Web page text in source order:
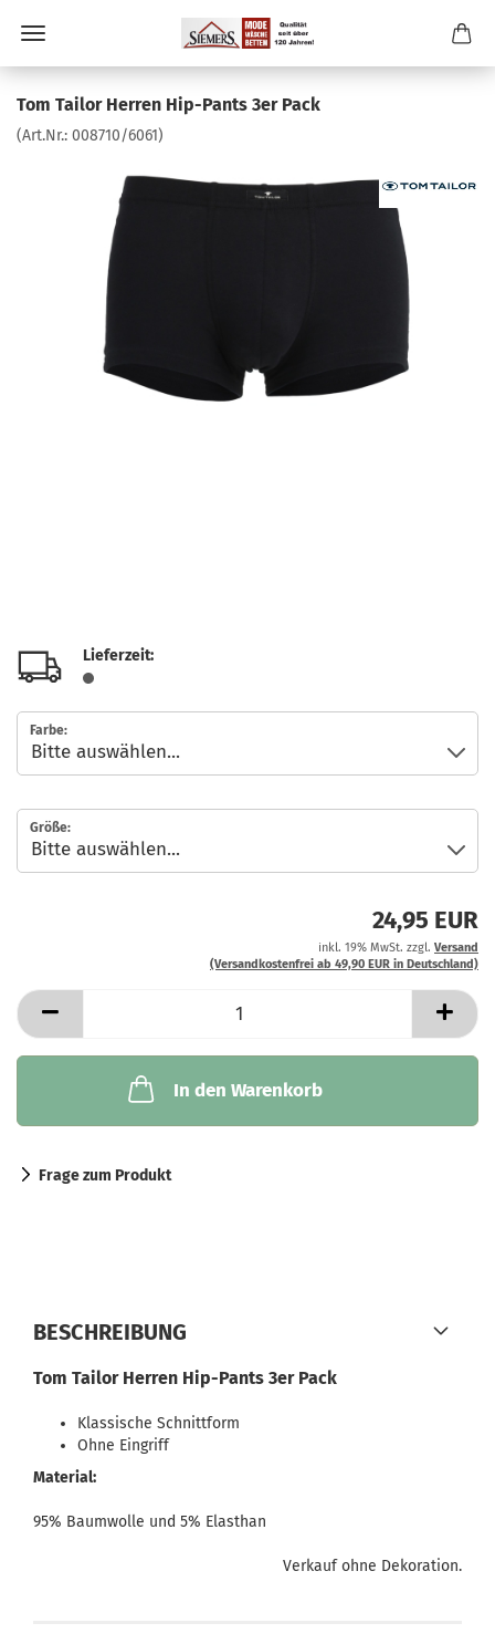
Tom Tailor Herren Hip-Pants 3er Pack
(Art.Nr.: 008710/6061)
Lieferzeit:
Farbe:
Größe:
24,95 EUR
inkl. 19% MwSt. zzgl. Versand
(Versandkostenfrei ab 49,90 EUR in Deutschland)
In den Warenkorb
Frage zum Produkt
BESCHREIBUNG
Tom Tailor Herren Hip-Pants 3er Pack
Klassische Schnittform
Ohne Eingriff
Material:
95% Baumwolle und 5% Elasthan
Verkauf ohne Dekoration.